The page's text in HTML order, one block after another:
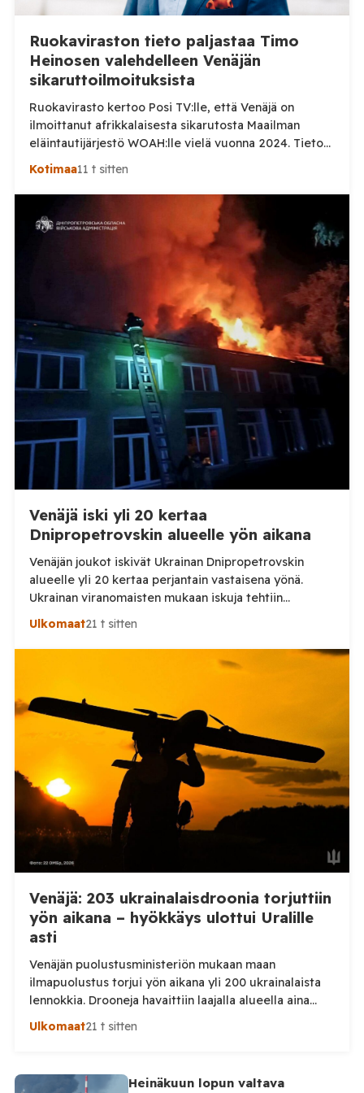
Ruokaviraston tieto paljastaa Timo
Heinosen valehdelleen Venäjän
sikaruttoilmoituksista
Ruokavirasto kertoo Posi TV:lle, että Venäjä on
ilmoittanut afrikkalaisesta sikarutosta Maailman
eläintautijärjestö WOAH:lle vielä vuonna 2024. Tieto
haastaa kokoomuksen kansanedustaja Timo Heinosen
sikaruttoilmoituksista. Suomi on puolestaan
ilmoittanut tuoreesta Virolahden tapauksesta sekä
WOAH:n kautta että suoraan Venäjän
eläinlääkintäviranomaisille. Ruokavirasto kertoi Posi
TV:lle tarkempia tietoja Suomen ensimmäisestä
afrikkalaisen sikaruton tapauksesta sekä
eläintautitietojen vaihdosta […]
Kotimaa11 t sitten
Venäjä iski yli 20 kertaa
Dnipropetrovskin alueelle yön aikana
Venäjän joukot iskivät Ukrainan Dnipropetrovskin
alueelle yli 20 kertaa perjantain vastaisena yönä.
Ukrainan viranomaisten mukaan iskuja tehtiin
drooneilla ja tykistöllä viidelle eri alueelle.
alueellisen sotilashallinnon johtaja Oleksandr Hanzha
kertoi perjantaiaamuna 7. elokuuta julkaisemassaan
hyökkäsivät yön aikana yli 20 kertaa viidelle alueelle.
Nikopolin alueella iskuja kohdistui Nikopolin
kaupunkiin sekä […]
Ulkomaat21 t sitten
Venäjä: 203 ukrainalaisdroonia torjuttiin
yön aikana – hyökkäys ulottui Uralille
asti
Venäjän puolustusministeriön mukaan maan
ilmapuolustus torjui yön aikana yli 200 ukrainalaista
lennokkia. Drooneja havaittiin laajalla alueella aina
Uralille asti. Venäjän puolustusministeriön virallisen
miehittämätöntä ilma-alusta torstai-illan 6. elokuuta
ja perjantaiaamun 7. elokuuta välisenä aikana.
Ulkomaat21 t sitten
Heinäkuun lopun valtava